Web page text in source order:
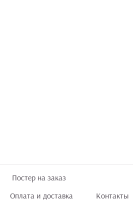
Постер на заказ
Оплата и доставка
Контакты